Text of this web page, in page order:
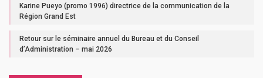
Karine Pueyo (promo 1996) directrice de la communication de la
Région Grand Est
Retour sur le séminaire annuel du Bureau et du Conseil
d’Administration – mai 2026